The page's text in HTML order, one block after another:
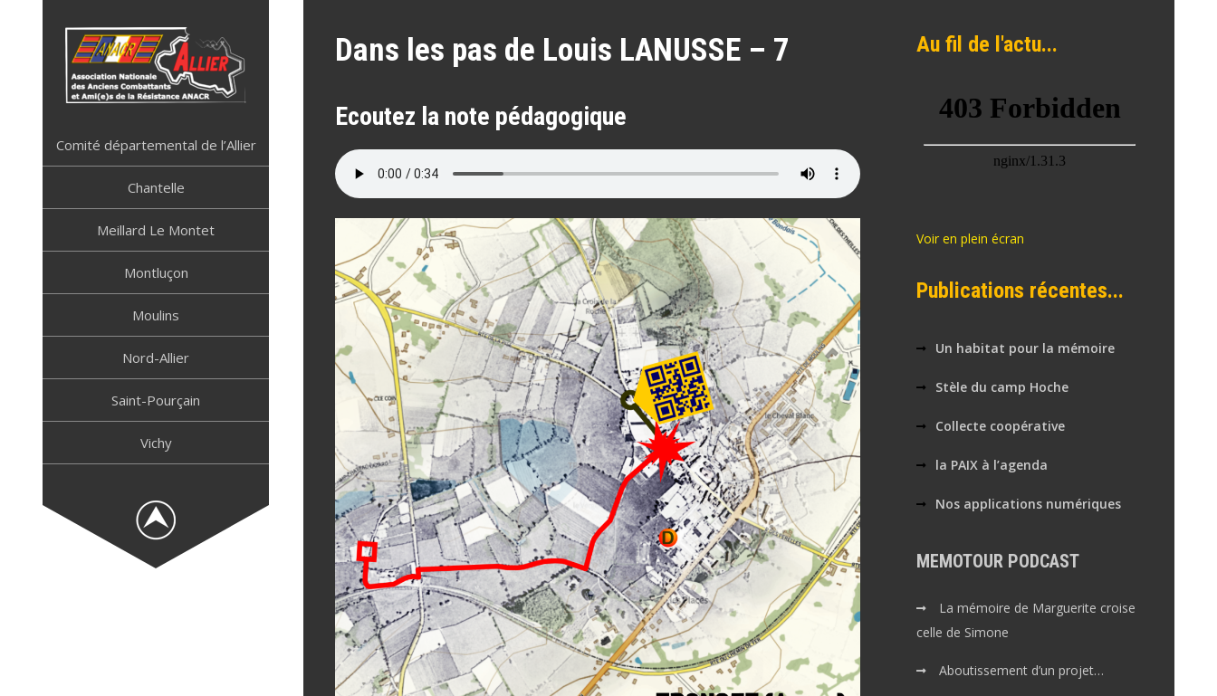
Comité départemental de l’Allier
Chantelle
Meillard Le Montet
Montluçon
Moulins
Nord-Allier
Saint-Pourçain
Vichy
Dans les pas de Louis LANUSSE – 7
Ecoutez la note pédagogique
Au fil de l'actu...
Voir en plein écran
Publications récentes...
Un habitat pour la mémoire
Stèle du camp Hoche
Collecte coopérative
la PAIX à l’agenda
Nos applications numériques
MEMOTOUR PODCAST
La mémoire de Marguerite croise
celle de Simone
Aboutissement d’un projet…